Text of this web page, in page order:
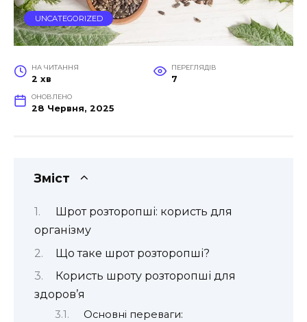
UNCATEGORIZED
НА ЧИТАННЯ
2 хв
ПЕРЕГЛЯДІВ
7
ОНОВЛЕНО
28 Червня, 2025
Зміст
Шрот розторопші: користь для
організму
Що таке шрот розторопші?
Користь шроту розторопші для
здоров’я
Основні переваги: